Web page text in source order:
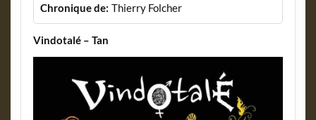
Chronique de: Thierry Folcher
Vindotalé – Tan